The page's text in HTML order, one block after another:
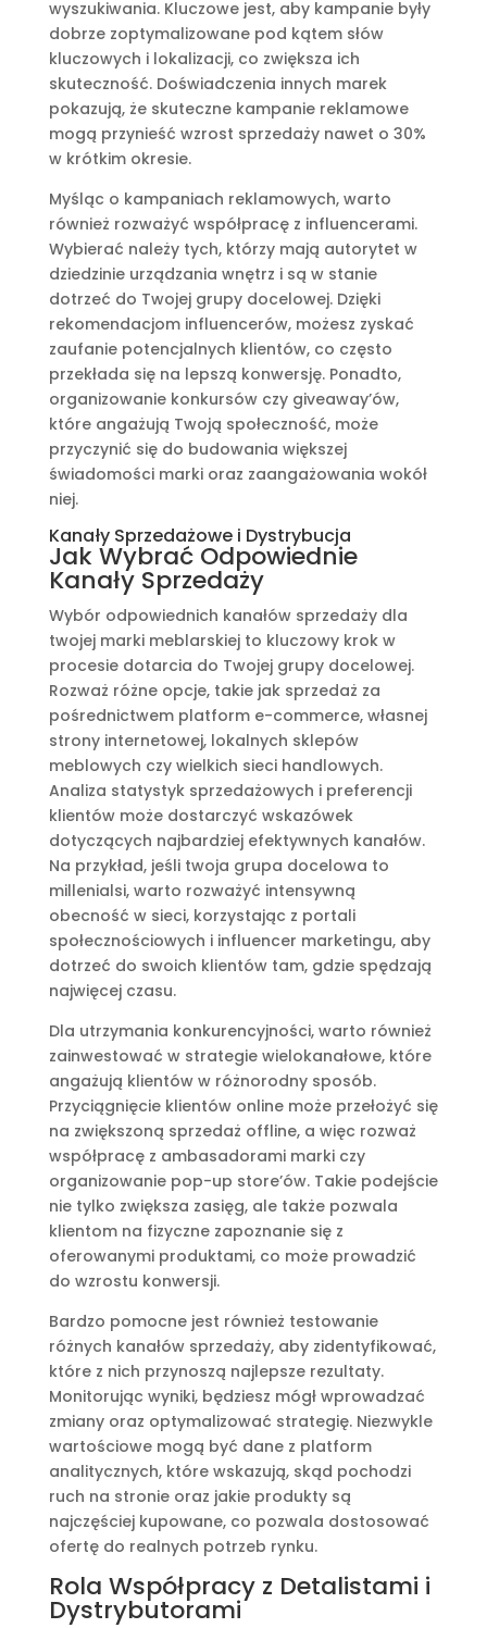
wyszukiwania. Kluczowe jest, aby kampanie były
dobrze zoptymalizowane pod kątem słów
kluczowych i lokalizacji, co zwiększa ich
skuteczność. Doświadczenia innych marek
pokazują, że skuteczne kampanie reklamowe
mogą przynieść wzrost sprzedaży nawet o 30%
w krótkim okresie.
Myśląc o kampaniach reklamowych, warto
również rozważyć współpracę z influencerami.
Wybierać należy tych, którzy mają autorytet w
dziedzinie urządzania wnętrz i są w stanie
dotrzeć do Twojej grupy docelowej. Dzięki
rekomendacjom influencerów, możesz zyskać
zaufanie potencjalnych klientów, co często
przekłada się na lepszą konwersję. Ponadto,
organizowanie konkursów czy giveaway’ów,
które angażują Twoją społeczność, może
przyczynić się do budowania większej
świadomości marki oraz zaangażowania wokół
niej.
Kanały Sprzedażowe i Dystrybucja
Jak Wybrać Odpowiednie
Kanały Sprzedaży
Wybór odpowiednich kanałów sprzedaży dla
twojej marki meblarskiej to kluczowy krok w
procesie dotarcia do Twojej grupy docelowej.
Rozważ różne opcje, takie jak sprzedaż za
pośrednictwem platform e-commerce, własnej
strony internetowej, lokalnych sklepów
meblowych czy wielkich sieci handlowych.
Analiza statystyk sprzedażowych i preferencji
klientów może dostarczyć wskazówek
dotyczących najbardziej efektywnych kanałów.
Na przykład, jeśli twoja grupa docelowa to
millenialsi, warto rozważyć intensywną
obecność w sieci, korzystając z portali
społecznościowych i influencer marketingu, aby
dotrzeć do swoich klientów tam, gdzie spędzają
najwięcej czasu.
Dla utrzymania konkurencyjności, warto również
zainwestować w strategie wielokanałowe, które
angażują klientów w różnorodny sposób.
Przyciągnięcie klientów online może przełożyć się
na zwiększoną sprzedaż offline, a więc rozważ
współpracę z ambasadorami marki czy
organizowanie pop-up store’ów. Takie podejście
nie tylko zwiększa zasięg, ale także pozwala
klientom na fizyczne zapoznanie się z
oferowanymi produktami, co może prowadzić
do wzrostu konwersji.
Bardzo pomocne jest również testowanie
różnych kanałów sprzedaży, aby zidentyfikować,
które z nich przynoszą najlepsze rezultaty.
Monitorując wyniki, będziesz mógł wprowadzać
zmiany oraz optymalizować strategię. Niezwykle
wartościowe mogą być dane z platform
analitycznych, które wskazują, skąd pochodzi
ruch na stronie oraz jakie produkty są
najczęściej kupowane, co pozwala dostosować
ofertę do realnych potrzeb rynku.
Rola Współpracy z Detalistami i
Dystrybutorami